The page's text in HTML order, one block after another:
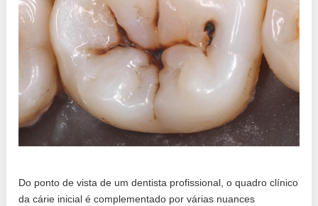
Do ponto de vista de um dentista profissional, o quadro clínico
da cárie inicial é complementado por várias nuances